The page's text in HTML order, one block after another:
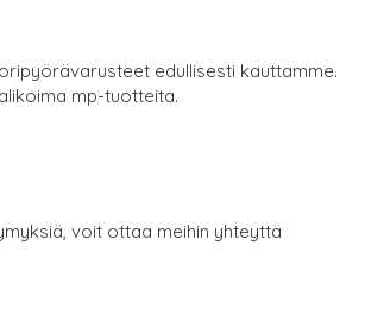
edullisesti kauttamme.
mp-tuotteita.
voit ottaa meihin yhteyttä